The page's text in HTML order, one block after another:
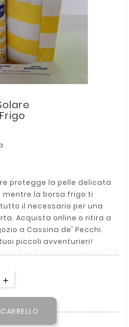
protegge la pelle delicata
mentre la borsa frigo ti
il necessario per una
Acquista online o ritira a
a Cassina de' Pecchi.
piccoli avventurieri!